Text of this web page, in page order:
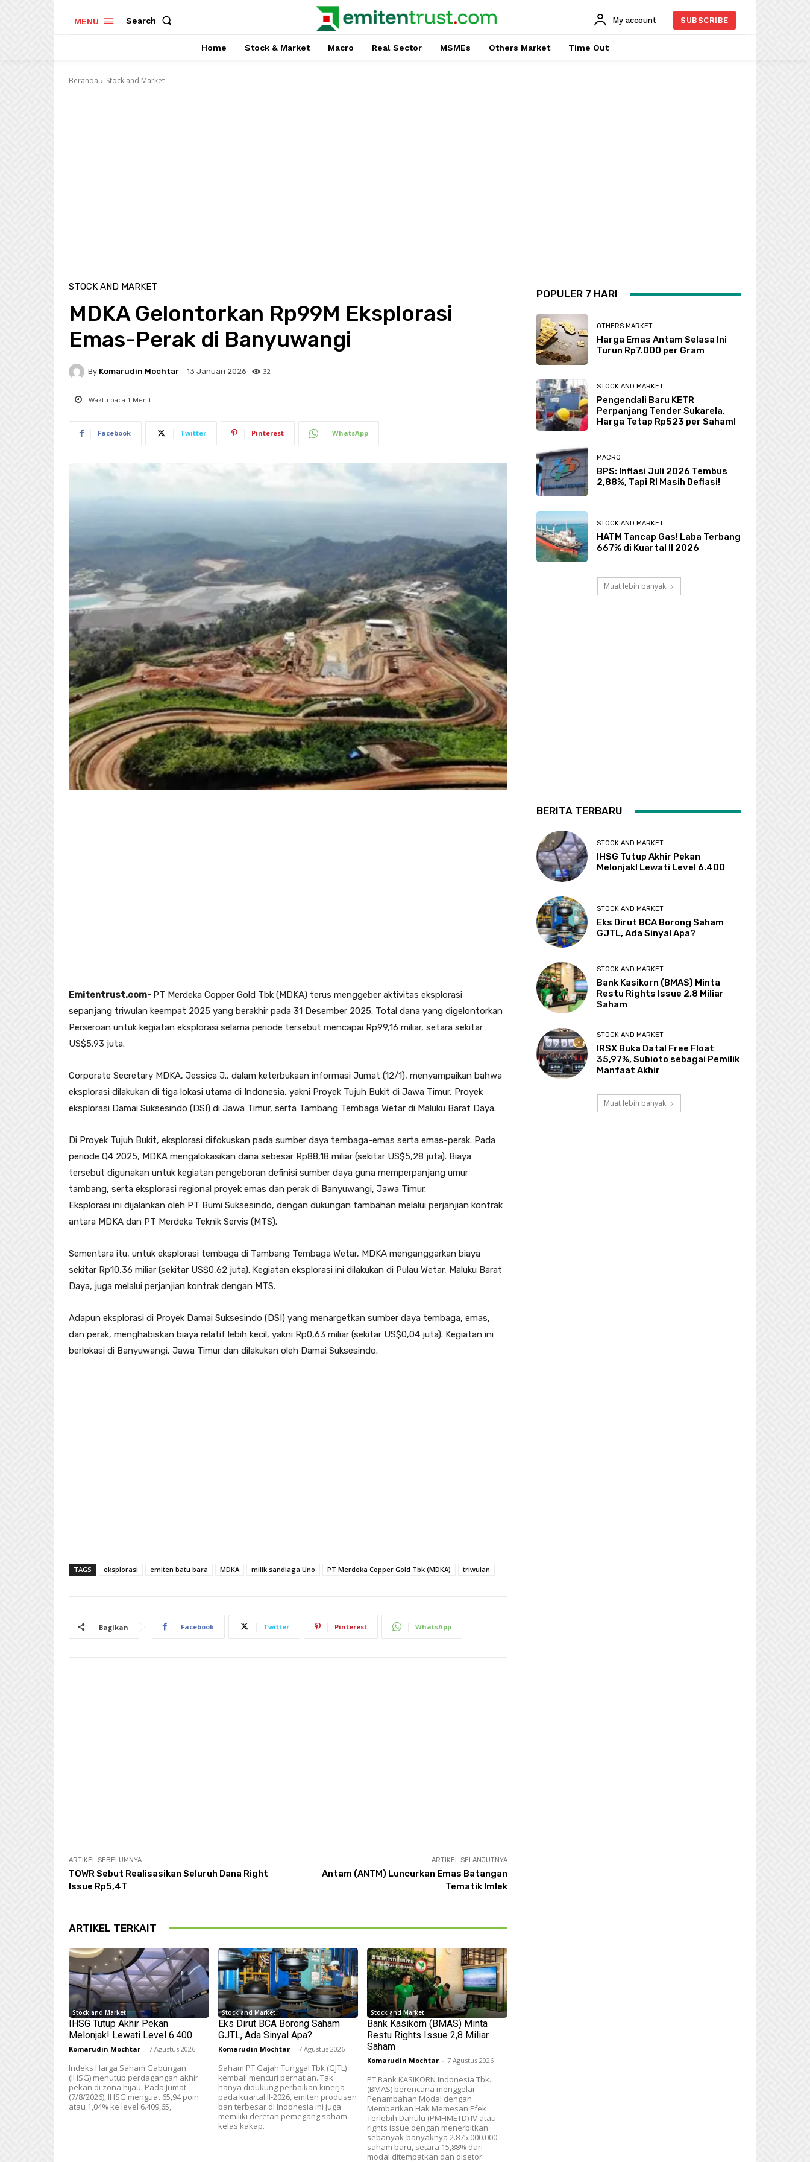
MENU Search My account SUBSCRIBE
Home Stock & Market Macro Real Sector MSMEs Others Market Time Out
Beranda Stock and Market
STOCK AND MARKET
MDKA Gelontorkan Rp99M Eksplorasi
Emas-Perak di Banyuwangi
By Komarudin Mochtar 13 Januari 2026 32
: Waktu baca 1 Menit
Facebook Twitter Pinterest WhatsApp
Emitentrust.com- PT Merdeka Copper Gold Tbk (MDKA) terus menggeber aktivitas eksplorasi
sepanjang triwulan keempat 2025 yang berakhir pada 31 Desember 2025. Total dana yang digelontorkan
Perseroan untuk kegiatan eksplorasi selama periode tersebut mencapai Rp99,16 miliar, setara sekitar
US$5,93 juta.
Corporate Secretary MDKA, Jessica J., dalam keterbukaan informasi Jumat (12/1), menyampaikan bahwa
eksplorasi dilakukan di tiga lokasi utama di Indonesia, yakni Proyek Tujuh Bukit di Jawa Timur, Proyek
eksplorasi Damai Suksesindo (DSI) di Jawa Timur, serta Tambang Tembaga Wetar di Maluku Barat Daya.
Di Proyek Tujuh Bukit, eksplorasi difokuskan pada sumber daya tembaga-emas serta emas-perak. Pada
periode Q4 2025, MDKA mengalokasikan dana sebesar Rp88,18 miliar (sekitar US$5,28 juta). Biaya
tersebut digunakan untuk kegiatan pengeboran definisi sumber daya guna memperpanjang umur
tambang, serta eksplorasi regional proyek emas dan perak di Banyuwangi, Jawa Timur.
Eksplorasi ini dijalankan oleh PT Bumi Suksesindo, dengan dukungan tambahan melalui perjanjian kontrak
antara MDKA dan PT Merdeka Teknik Servis (MTS).
Sementara itu, untuk eksplorasi tembaga di Tambang Tembaga Wetar, MDKA menganggarkan biaya
sekitar Rp10,36 miliar (sekitar US$0,62 juta). Kegiatan eksplorasi ini dilakukan di Pulau Wetar, Maluku Barat
Daya, juga melalui perjanjian kontrak dengan MTS.
Adapun eksplorasi di Proyek Damai Suksesindo (DSI) yang menargetkan sumber daya tembaga, emas,
dan perak, menghabiskan biaya relatif lebih kecil, yakni Rp0,63 miliar (sekitar US$0,04 juta). Kegiatan ini
berlokasi di Banyuwangi, Jawa Timur dan dilakukan oleh Damai Suksesindo.
TAGS eksplorasi emiten batu bara MDKA milik sandiaga Uno PT Merdeka Copper Gold Tbk (MDKA) triwulan
Bagikan Facebook Twitter Pinterest WhatsApp
ARTIKEL SEBELUMNYA
TOWR Sebut Realisasikan Seluruh Dana Right
Issue Rp5,4T
ARTIKEL SELANJUTNYA
Antam (ANTM) Luncurkan Emas Batangan
Tematik Imlek
ARTIKEL TERKAIT
Stock and Market
IHSG Tutup Akhir Pekan
Melonjak! Lewati Level 6.400
Komarudin Mochtar - 7 Agustus 2026
Indeks Harga Saham Gabungan
(IHSG) menutup perdagangan akhir
pekan di zona hijau. Pada Jumat
(7/8/2026), IHSG menguat 65,94 poin
atau 1,04% ke level 6.409,65,
Stock and Market
Eks Dirut BCA Borong Saham
GJTL, Ada Sinyal Apa?
Komarudin Mochtar - 7 Agustus 2026
Saham PT Gajah Tunggal Tbk (GJTL)
kembali mencuri perhatian. Tak
hanya didukung perbaikan kinerja
pada kuartal II-2026, emiten produsen
ban terbesar di Indonesia ini juga
memiliki deretan pemegang saham
kelas kakap.
Stock and Market
Bank Kasikorn (BMAS) Minta
Restu Rights Issue 2,8 Miliar
Saham
Komarudin Mochtar - 7 Agustus 2026
PT Bank KASIKORN Indonesia Tbk.
(BMAS) berencana menggelar
Penambahan Modal dengan
Memberikan Hak Memesan Efek
Terlebih Dahulu (PMHMETD) IV atau
rights issue dengan menerbitkan
sebanyak-banyaknya 2.875.000.000
saham baru, setara 15,88% dari
modal ditempatkan dan disetor
POPULER 7 HARI
OTHERS MARKET
Harga Emas Antam Selasa Ini
Turun Rp7.000 per Gram
STOCK AND MARKET
Pengendali Baru KETR
Perpanjang Tender Sukarela,
Harga Tetap Rp523 per Saham!
MACRO
BPS: Inflasi Juli 2026 Tembus
2,88%, Tapi RI Masih Deflasi!
STOCK AND MARKET
HATM Tancap Gas! Laba Terbang
667% di Kuartal II 2026
Muat lebih banyak
BERITA TERBARU
STOCK AND MARKET
IHSG Tutup Akhir Pekan
Melonjak! Lewati Level 6.400
STOCK AND MARKET
Eks Dirut BCA Borong Saham
GJTL, Ada Sinyal Apa?
STOCK AND MARKET
Bank Kasikorn (BMAS) Minta
Restu Rights Issue 2,8 Miliar
Saham
STOCK AND MARKET
IRSX Buka Data! Free Float
35,97%, Subioto sebagai Pemilik
Manfaat Akhir
Muat lebih banyak